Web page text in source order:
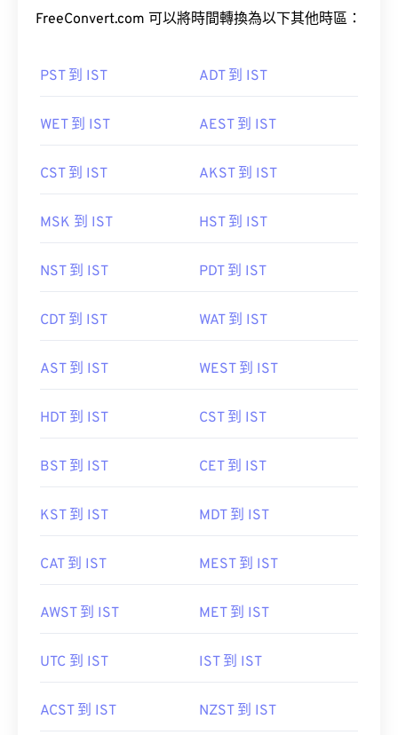
FreeConvert.com 可以將時間轉換為以下其他時區：
PST 到 IST ADT 到 IST
WET 到 IST AEST 到 IST
CST 到 IST AKST 到 IST
MSK 到 IST HST 到 IST
NST 到 IST PDT 到 IST
CDT 到 IST WAT 到 IST
AST 到 IST WEST 到 IST
HDT 到 IST CST 到 IST
BST 到 IST CET 到 IST
KST 到 IST MDT 到 IST
CAT 到 IST MEST 到 IST
AWST 到 IST MET 到 IST
UTC 到 IST IST 到 IST
ACST 到 IST NZST 到 IST